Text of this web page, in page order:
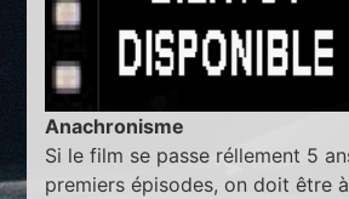
Anachronisme
Si le film se passe réllement 5
premiers épisodes, on doit être